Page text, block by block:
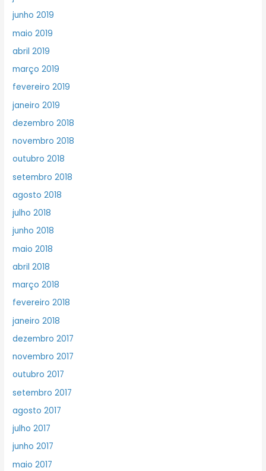
junho 2019
maio 2019
abril 2019
março 2019
fevereiro 2019
janeiro 2019
dezembro 2018
novembro 2018
outubro 2018
setembro 2018
agosto 2018
julho 2018
junho 2018
maio 2018
abril 2018
março 2018
fevereiro 2018
janeiro 2018
dezembro 2017
novembro 2017
outubro 2017
setembro 2017
agosto 2017
julho 2017
junho 2017
maio 2017